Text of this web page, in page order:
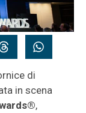
di
in scena
,